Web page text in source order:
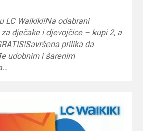
LC Waikiki!Na odabrani
dječake i djevojčice – kupi 2, a
prilika da
udobnim i šarenim